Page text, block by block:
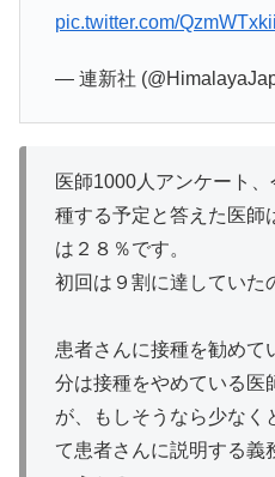
pic.twitter.com/
— 連新社
医師1000人アンケート
種する予定と答えた医師
は２８％です。
初回は９割に達していた
患者さんに接種を勧めて
分は接種をやめている医
が、もしそうなら少なく
て患者さんに説明する義